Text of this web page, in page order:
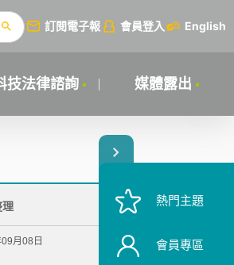
訂閱電子報 會員登入 English
技法律諮詢 媒體露出
月08日
熱門主題
會員專區